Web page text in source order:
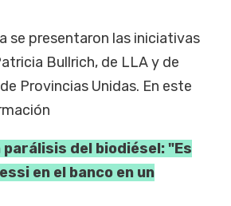
se presentaron las iniciativas
Bullrich, de LLA y de
Provincias Unidas. En este
del biodiésel: "Es
en el banco en un